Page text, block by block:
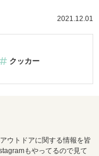
2021.12.01
クッカー
ウトドアに関する情報を皆
もやってるので見て